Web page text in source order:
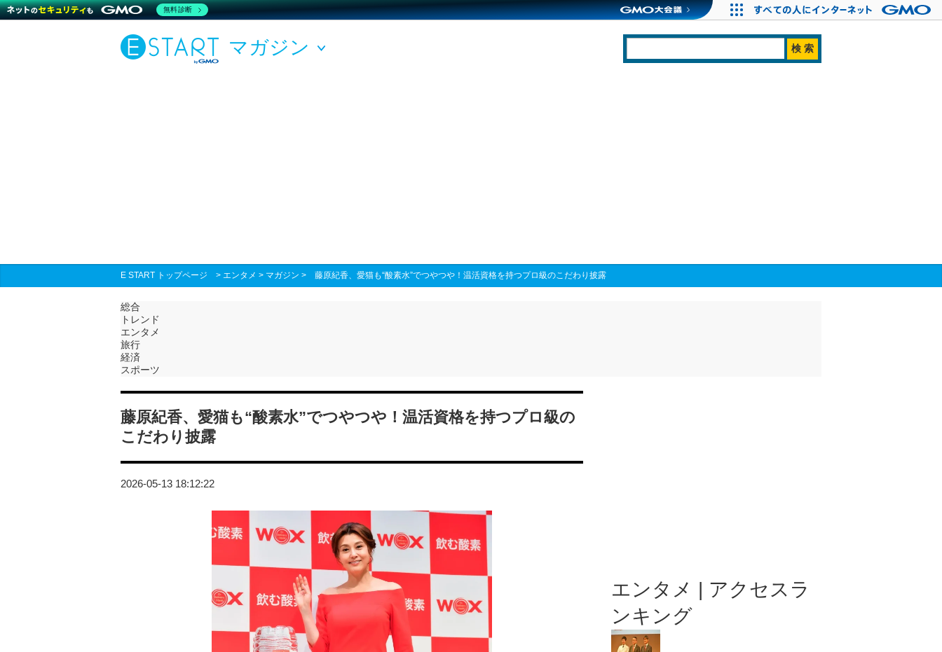
マガジン
E START トップページ > エンタメ > マガジン > 藤原紀香、愛猫も“酸素水”でつやつや！温活資格を持つプロ級のこだわり披露
総合
トレンド
エンタメ
旅行
経済
スポーツ
藤原紀香、愛猫も“酸素水”でつやつや！温活資格を持つプロ級の
こだわり披露
2026-05-13 18:12:22
エンタメ | アクセスラ
ンキング
無料診断